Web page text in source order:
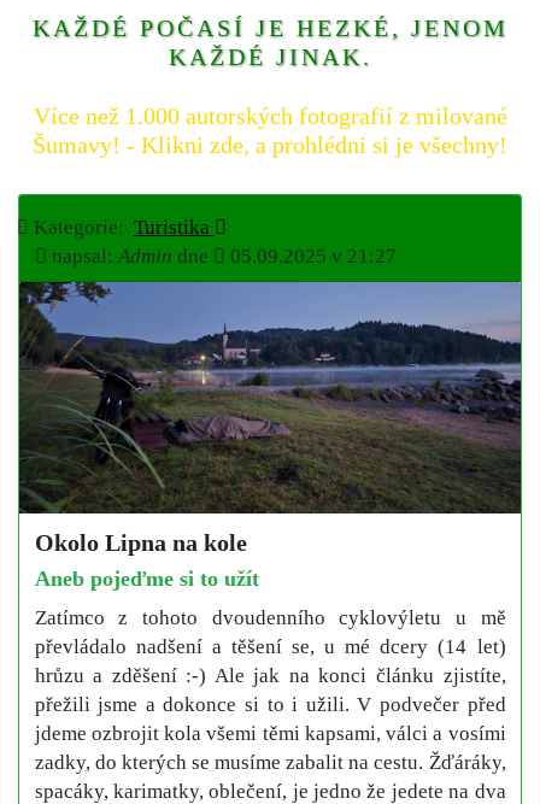
KAŽDÉ POČASÍ JE HEZKÉ, JENOM
KAŽDÉ JINAK.
Více než 1.000 autorských fotografií z milované
Šumavy! - Klikni zde, a prohlédni si je všechny!
Kategorie: Turistika
napsal:Admin dne 05.09.2025 v 21:27
Okolo Lipna na kole
Aneb pojeďme si to užít
Zatímco z tohoto dvoudenního cyklovýletu u mě
převládalo nadšení a těšení se, u mé dcery (14 let)
hrůzu a zděšení :-) Ale jak na konci článku zjistíte,
přežili jsme a dokonce si to i užili. V podvečer před
jdeme ozbrojit kola všemi těmi kapsami, válci a vosími
zadky, do kterých se musíme zabalit na cestu. Žďáráky,
spacáky, karimatky, oblečení, je jedno že jedete na dva